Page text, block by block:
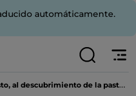
automáticamente.
de la pasta italiana, entre historia y curiosidad